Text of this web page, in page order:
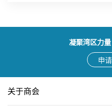
凝聚湾区力
申
关于商会